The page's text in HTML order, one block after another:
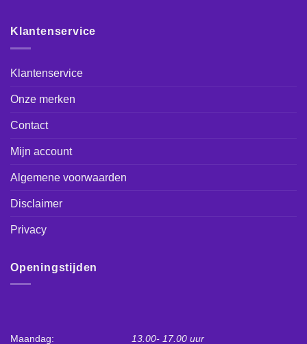
Klantenservice
Klantenservice
Onze merken
Contact
Mijn account
Algemene voorwaarden
Disclaimer
Privacy
Openingstijden
Maandag: 13.00- 17.00 uur